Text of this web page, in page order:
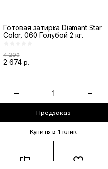
Готовая затирка Diamant Star
Color, 060 Голубой 2 кг.
4 290
2 674 р.
Предзаказ
Купить в 1 клик